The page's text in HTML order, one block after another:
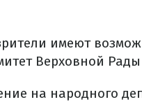
имеют
Верховной
на народного